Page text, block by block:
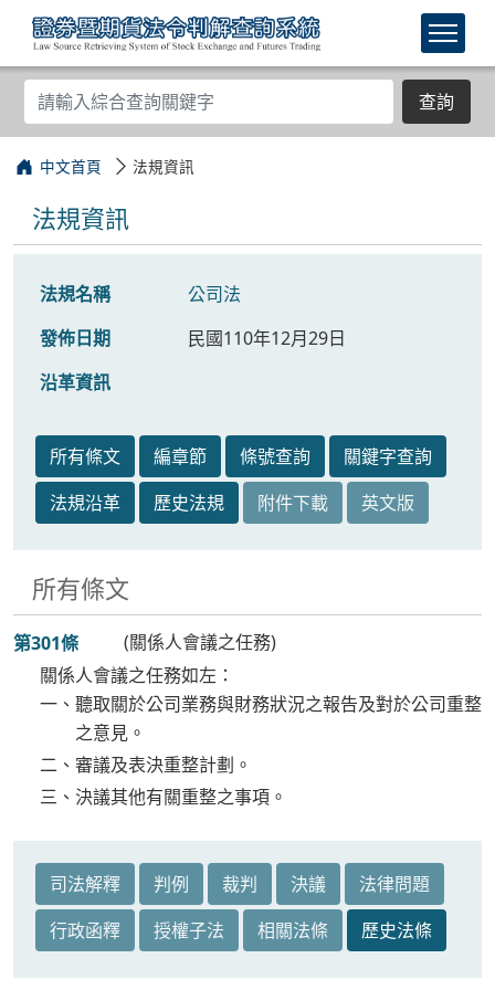
查詢
中文首頁 法規資訊
法規資訊
法規名稱
公司法
發佈日期
民國110年12月29日
沿革資訊
所有條文 編章節 條號查詢
關鍵字查詢
法規沿革
歷史法規 附件下載 英文版
所有條文
第301條
(關係人會議之任務)
關係人會議之任務如左：
一、聽取關於公司業務與財務狀況之報告及對於公司重整
之意見。
二、審議及表決重整計劃。
三、決議其他有關重整之事項。
司法解釋 判例 裁判 決議
法律問題
行政函釋
授權子法 相關法條 歷史法條